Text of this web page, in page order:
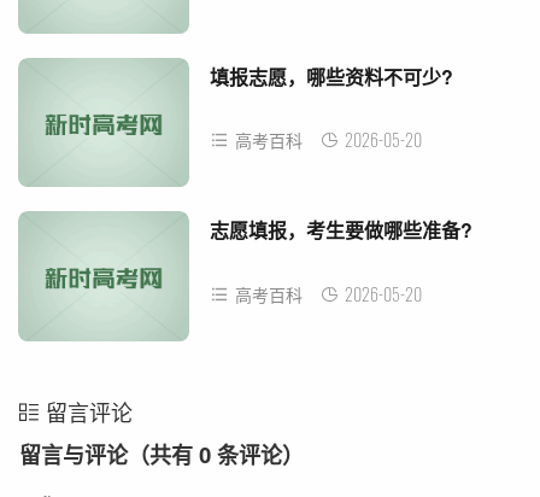
填报志愿，哪些资料不可少?
高考百科 2026-05-20
志愿填报，考生要做哪些准备?
高考百科 2026-05-20
留言评论
留言与评论（共有 0 条评论）